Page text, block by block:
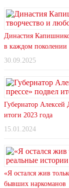
Династия
в каждом поколении
30.09.2025
Губернатор
итоги 2023 года
15.01.2024
«Я остался жив
бывших наркоманов